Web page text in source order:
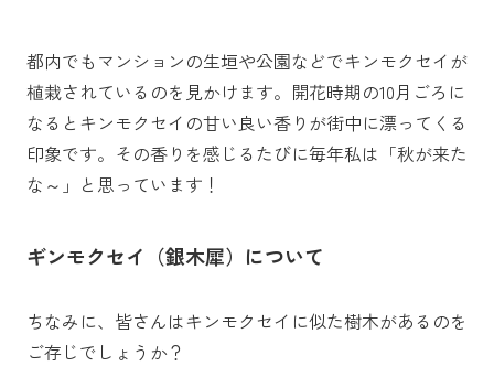
都内でもマンションの生垣や公園などでキンモクセイが
植栽されているのを見かけます。開花時期の10月ごろに
なるとキンモクセイの甘い良い香りが街中に漂ってくる
印象です。その香りを感じるたびに毎年私は「秋が来た
な～」と思っています！
ギンモクセイ （銀木犀） について
ちなみに、皆さんはキンモクセイに似た樹木があるのを
ご存じでしょうか？